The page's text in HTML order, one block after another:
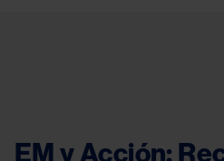
EM y Acción: